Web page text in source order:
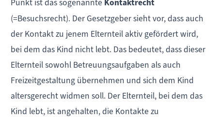
Punkt ist das sogenannte Kontaktrecht
(=Besuchsrecht). Der Gesetzgeber sieht vor, dass auch
der Kontakt zu jenem Elternteil aktiv gefördert wird,
bei dem das Kind nicht lebt. Das bedeutet, dass dieser
Elternteil sowohl Betreuungsaufgaben als auch
Freizeitgestaltung übernehmen und sich dem Kind
altersgerecht widmen soll. Der Elternteil, bei dem das
Kind lebt, ist angehalten, die Kontakte zu